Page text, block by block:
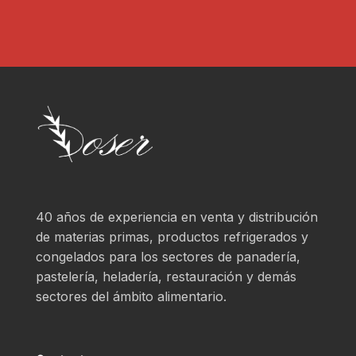
40 años de experiencia en venta y distribución
de materias primas, productos refrigerados y
congelados para los sectores de panadería,
pastelería, heladería, restauración y demás
sectores del ámbito alimentario.